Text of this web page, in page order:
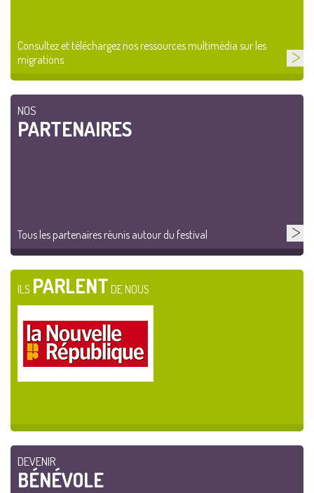
Consultez et téléchargez nos ressources multimédia sur les
migrations
NOS
PARTENAIRES
Tous les partenaires réunis autour du festival
ILS PARLENT DE NOUS
DEVENIR
BÉNÉVOLE